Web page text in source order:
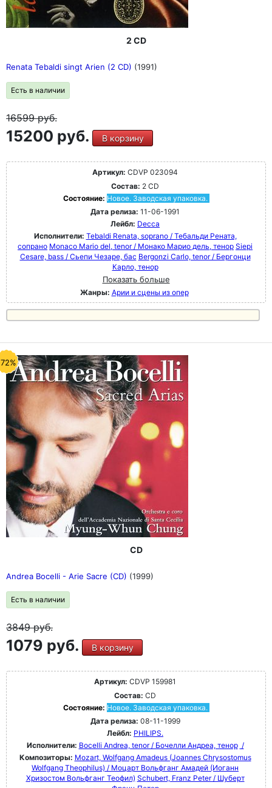
2 CD
Renata Tebaldi singt Arien (2 CD) (1991)
Есть в наличии
16599руб.
15200 руб. В корзину
Артикул: CDVP 023094
Состав: 2 CD
Состояние: Новое. Заводская упаковка.
Дата релиза: 11-06-1991
Лейбл: Decca
Исполнители: Tebaldi Renata, soprano / Тебальди Рената,
сопрано Monaco Mario del, tenor / Монако Марио дель, тенор Siepi
Cesare, bass / Сьепи Чезаре, бас Bergonzi Carlo, tenor / Бергонци
Карло, тенор
Показать больше
Жанры: Арии и сцены из опер
CD
Andrea Bocelli - Arie Sacre (CD) (1999)
Есть в наличии
3849руб.
1079 руб. В корзину
Артикул: CDVP 159981
Состав: CD
Состояние: Новое. Заводская упаковка.
Дата релиза: 08-11-1999
Лейбл: PHILIPS.
Исполнители: Bocelli Andrea, tenor / Бочелли Андреа, тенор /
Композиторы: Mozart, Wolfgang Amadeus (Joannes Chrysostomus
Wolfgang Theophilus) / Моцарт Вольфганг Амадей (Иоганн
Хризостом Вольфганг Теофил) Schubert, Franz Peter / Шуберт